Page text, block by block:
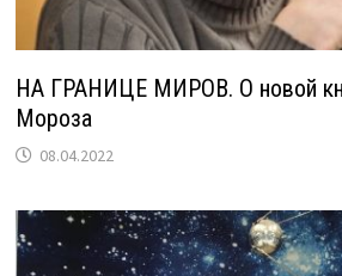
НА ГРАНИЦЕ МИРОВ. О новой
Мороза
08.04.2022